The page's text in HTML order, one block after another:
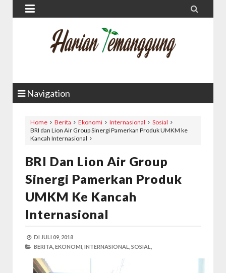
 
Navigation
Home Berita Ekonomi Internasional
Sosial
BRI dan Lion Air Group Sinergi Pamerkan Produk UMKM ke
Kancah Internasional
BRI Dan Lion Air Group
Sinergi Pamerkan Produk
UMKM Ke Kancah
Internasional
DI JULI 09, 2018
BERITA, EKONOMI, INTERNASIONAL, SOSIAL,